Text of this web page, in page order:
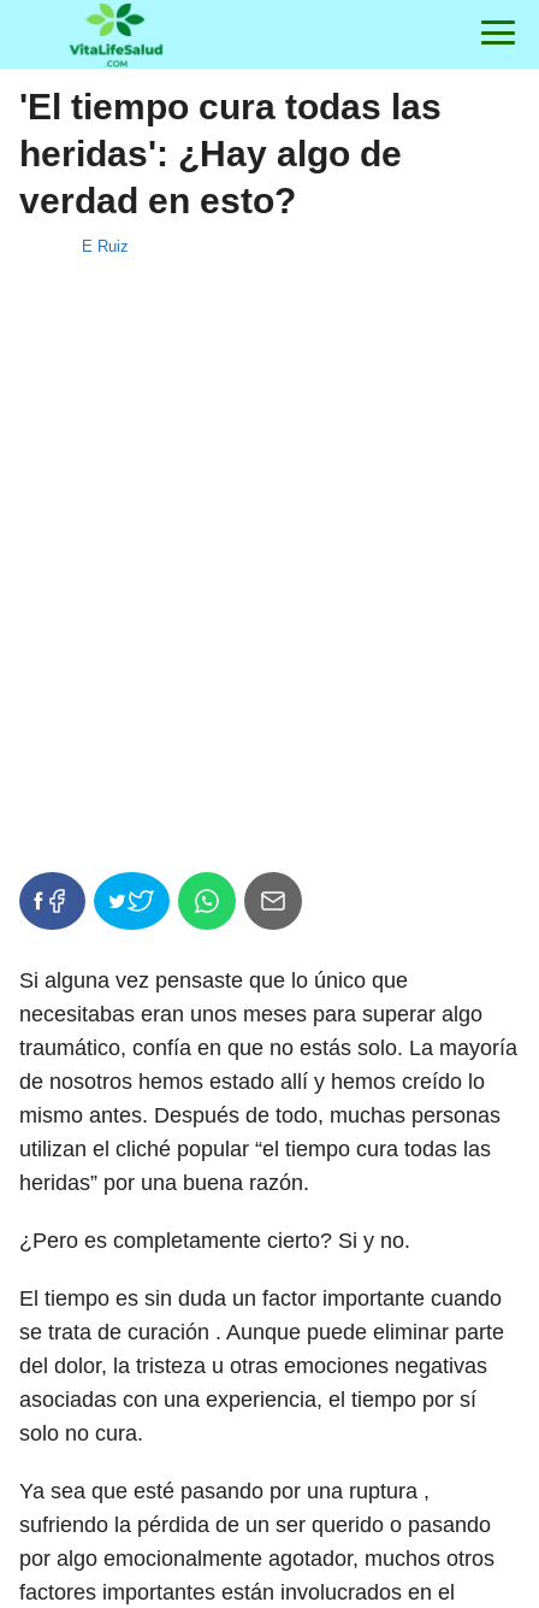
'El tiempo cura todas las
heridas': ¿Hay algo de
verdad en esto?
E Ruiz
Si alguna vez pensaste que lo único que
necesitabas eran unos meses para superar algo
traumático, confía en que no estás solo. La mayoría
de nosotros hemos estado allí y hemos creído lo
mismo antes. Después de todo, muchas personas
utilizan el cliché popular “el tiempo cura todas las
heridas” por una buena razón.
¿Pero es completamente cierto? Si y no.
El tiempo es sin duda un factor importante cuando
se trata de curación . Aunque puede eliminar parte
del dolor, la tristeza u otras emociones negativas
asociadas con una experiencia, el tiempo por sí
solo no cura.
Ya sea que esté pasando por una ruptura ,
sufriendo la pérdida de un ser querido o pasando
por algo emocionalmente agotador, muchos otros
factores importantes están involucrados en el